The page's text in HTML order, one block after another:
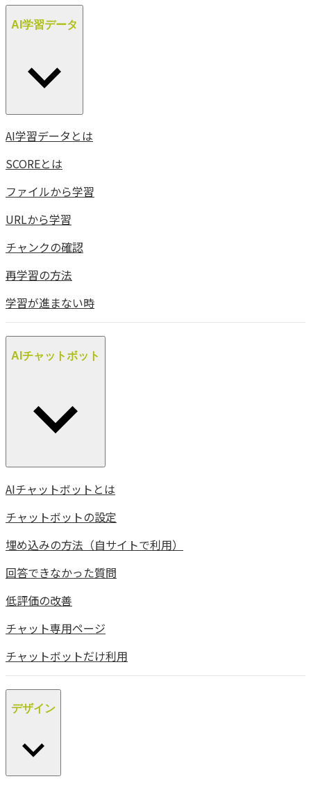
AI学習データ
AI学習データとは
SCOREとは
ファイルから学習
URLから学習
チャンクの確認
再学習の方法
学習が進まない時
AIチャットボット
AIチャットボットとは
チャットボットの設定
埋め込みの方法（自サイトで利用）
回答できなかった質問
低評価の改善
チャット専用ページ
チャットボットだけ利用
デザイン